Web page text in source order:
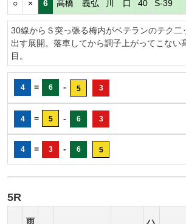
○ × 6 高橋 義弘 川 口 40 S-39
30線からＳ突っ張る梅内がベテランのテク二
出す展開。落車してから調子上がってこない
目。
4 = 6 - 5 3
4 = 5 - 6 3
4 = 3 - 6 5
5R
雨 ハ